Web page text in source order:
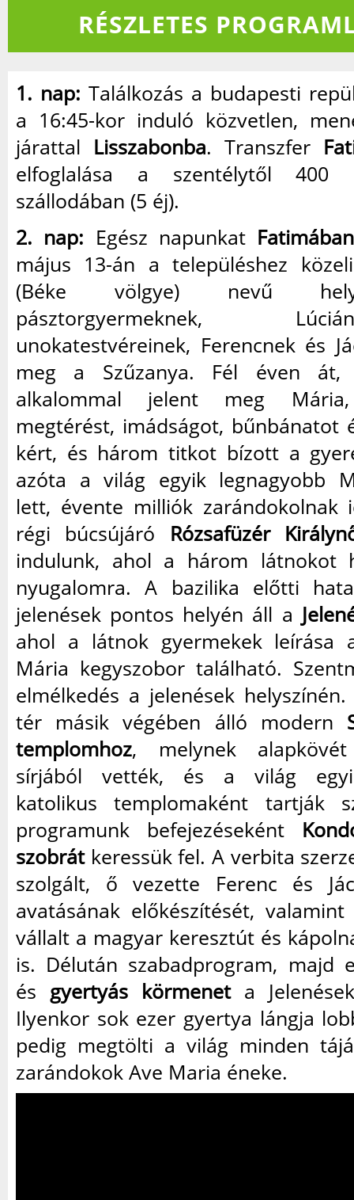
RÉSZLETES
1. nap: Találkozás a budapesti
a 16:45-kor induló közvetlen,
járattal Lisszabonba. Transzfer
elfoglalása a szentélytől 400
szállodában (5 éj).
2. nap: Egész napunkat Fatimában
május 13-án a településhez
(Béke völgye) nevű
pásztorgyermeknek,
unokatestvéreinek, Ferencnek és
meg a Szűzanya. Fél éven át,
alkalommal jelent meg
megtérést, imádságot, bűnbánatot
kért, és három titkot bízott a
azóta a világ egyik legnagyobb
lett, évente milliók zarándokolnak
régi búcsújáró Rózsafüzér
indulunk, ahol a három látnokot
nyugalomra. A bazilika előtti
jelenések pontos helyén áll a
ahol a látnok gyermekek leírása
Mária kegyszobor található.
elmélkedés a jelenések
tér másik végében álló modern
templomhoz, melynek
sírjából vették, és a világ
katolikus templomaként tartják
programunk befejezéseként
szobrátkeressük fel. A verbita
szolgált, ő vezette Ferenc és
avatásának előkészítését,
vállalt a magyar keresztút és
is. Délután szabadprogram, majd
és gyertyás körmeneta
Ilyenkor sok ezer gyertya lángja
pedig megtölti a világ minden
zarándokok Ave Maria éneke.